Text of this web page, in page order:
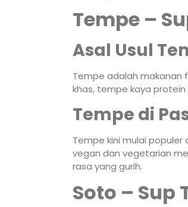
Tempe –
Asal Usul
Tempe adalah makanan
khas, tempe kaya
Tempe di
Tempe kini mulai
vegan dan vegetarian
rasa yang gurih.
Soto – Sup